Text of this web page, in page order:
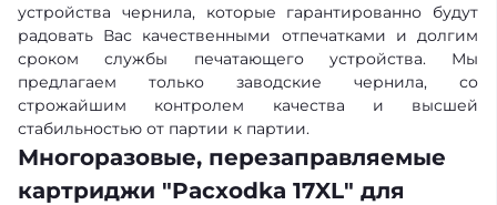
устройства чернила, которые гарантированно будут
радовать Вас качественными отпечатками и долгим
сроком службы печатающего устройства. Мы
предлагаем только заводские чернила, со
строжайшим контролем качества и высшей
стабильностью от партии к партии.
Многоразовые, перезаправляемые
картриджи "Pacxodka 17XL" для